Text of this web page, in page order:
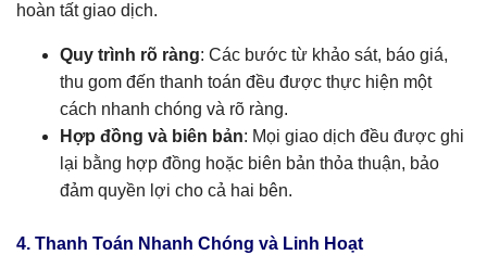
hoàn tất giao dịch.
Quy trình rõ ràng: Các bước từ khảo sát, báo giá,
thu gom đến thanh toán đều được thực hiện một
cách nhanh chóng và rõ ràng.
Hợp đồng và biên bản: Mọi giao dịch đều được ghi
lại bằng hợp đồng hoặc biên bản thỏa thuận, bảo
đảm quyền lợi cho cả hai bên.
4. Thanh Toán Nhanh Chóng và Linh Hoạt